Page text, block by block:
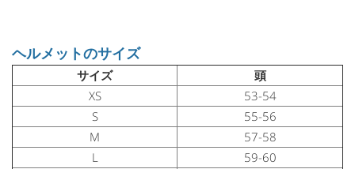
ヘルメットのサイズ
サイズ
頭
XS
53-54
S
55-56
M
57-58
L
59-60